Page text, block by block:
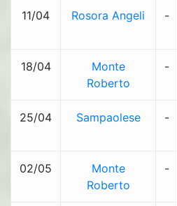
11/04 Rosora Angeli -
18/04
Monte
Roberto
-
25/04 Sampaolese -
02/05
Monte
Roberto
-